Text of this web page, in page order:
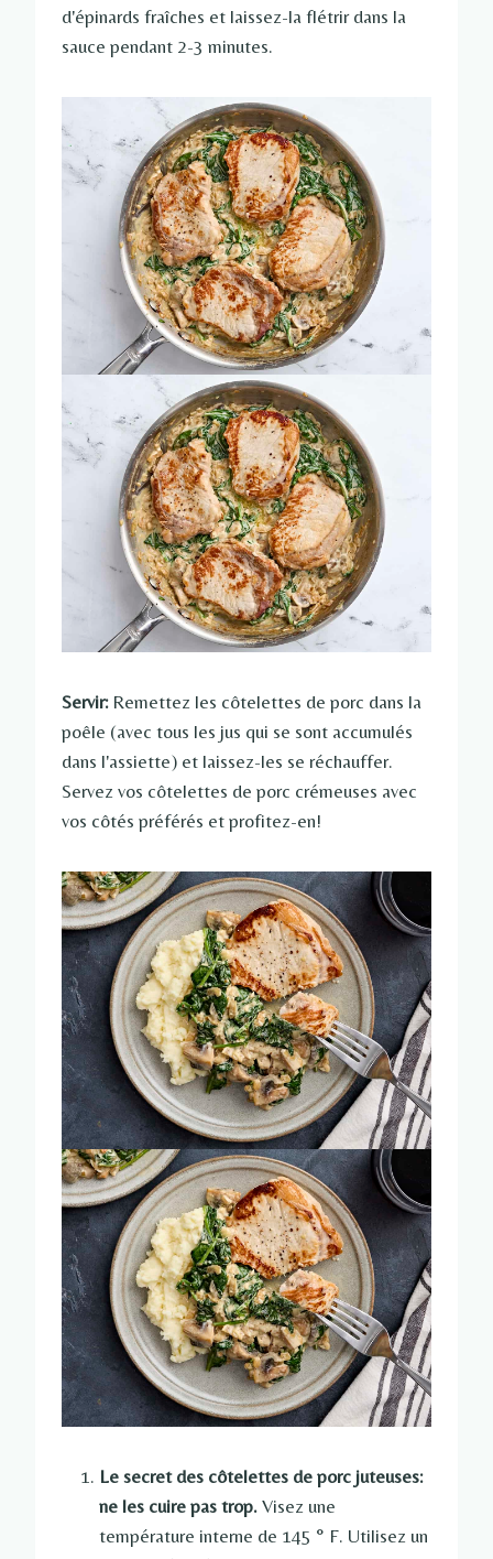
d'épinards fraîches et laissez-la flétrir dans la
sauce pendant 2-3 minutes.
Servir:Remettez les côtelettes de porc dans la
poêle (avec tous les jus qui se sont accumulés
dans l'assiette) et laissez-les se réchauffer.
Servez vos côtelettes de porc crémeuses avec
vos côtés préférés et profitez-en!
Le secret des côtelettes de porc juteuses:
ne les cuire pas trop. Visez une
température interne de 145 ° F. Utilisez un